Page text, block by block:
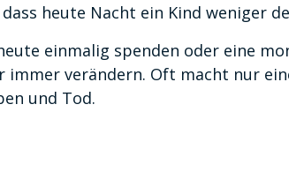
heute Nacht ein Kind weniger
einmalig spenden oder eine
immer verändern. Oft macht nur
und Tod.